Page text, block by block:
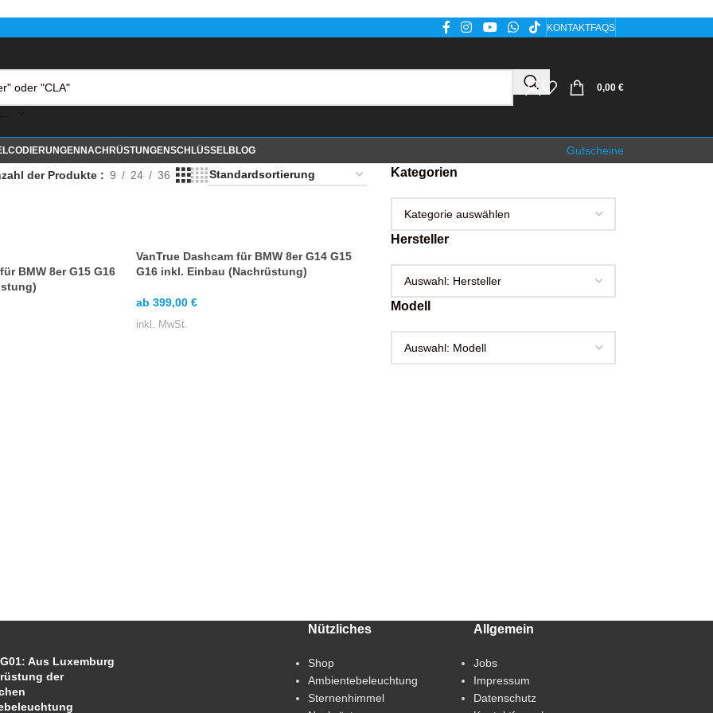
KONTAKTFAQS
0,00 €
CODIERUNGEN NACHRÜSTUNGENSCHLÜSSELBLOG
Gutscheine
der Produkte 9 24 36
BMW 8er G15 G16
VanTrue Dashcam für BMW 8er G14 G15
G16 inkl. Einbau (Nachrüstung)
ab 399,00€
inkl. MwSt.
Kategorien
Hersteller
Modell
Aus Luxemburg
der
Nützliches
Shop
Ambientebeleuchtung
Sternenhimmel
Allgemein
Jobs
Impressum
Datenschutz